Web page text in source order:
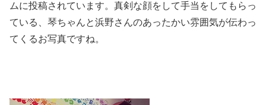
ムに投稿されています。真剣な顔をして手当をしてもらっ
ている、琴ちゃんと浜野さんのあったかい雰囲気が伝わっ
てくるお写真ですね。